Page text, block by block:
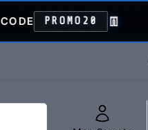
👖